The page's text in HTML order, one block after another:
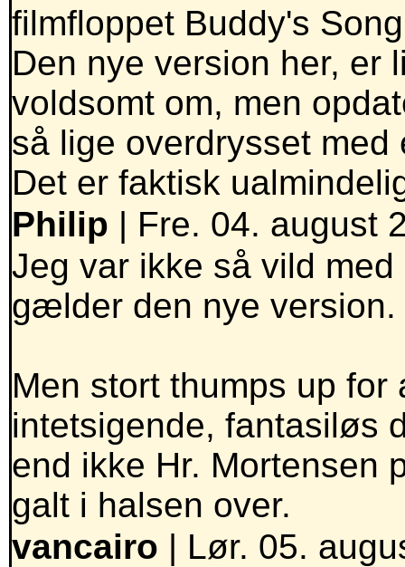
filmfloppet Buddy's
Den nye version her, er
voldsomt om, men
så lige overdrysset
Det er faktisk
Philip | Fre. 04. august
Jeg var ikke så vild
gælder den nye version.
Men stort thumps up
intetsigende, fantasiløs
end ikke Hr. Mortensen
galt i halsen over.
vancairo | Lør. 05.